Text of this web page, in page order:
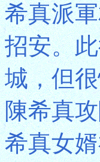
希真派
招安。
城，但
陳希真
希真女